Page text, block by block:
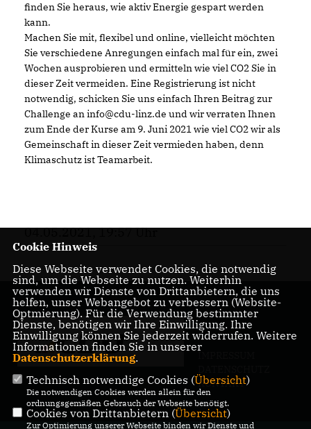
finden Sie heraus, wie aktiv Energie gespart werden
kann.
Machen Sie mit, flexibel und online, vielleicht möchten
Sie verschiedene Anregungen einfach mal für ein, zwei
Wochen ausprobieren und ermitteln wie viel CO2 Sie in
dieser Zeit vermeiden. Eine Registrierung ist nicht
notwendig, schicken Sie uns einfach Ihren Beitrag zur
Challenge an info@cdu-linz.de und wir verraten Ihnen
zum Ende der Kurse am 9. Juni 2021 wie viel CO2 wir als
Gemeinschaft in dieser Zeit vermieden haben, denn
Klimaschutz ist Teamarbeit.
04.05.2021, 19:57 Uhr
KONTAKT
Cookie Hinweis
Diese Webseite verwendet Cookies, die notwendig
sind, um die Webseite zu nutzen. Weiterhin
verwenden wir Dienste von Drittanbietern, die uns
helfen, unser Webangebot zu verbessern (Website-
Optmierung). Für die Verwendung bestimmter
Dienste, benötigen wir Ihre Einwilligung. Ihre
Einwilligung können Sie jederzeit widerrufen. Weitere
Informationen finden Sie in unserer
Datenschutzerklärung.
Technisch notwendige Cookies (Übersicht)
Die notwendigen Cookies werden allein für den
ordnungsgemäßen Gebrauch der Webseite benötigt.
Cookies von Drittanbietern (Übersicht)
Zur Optimierung unserer Webseite binden wir Dienste und